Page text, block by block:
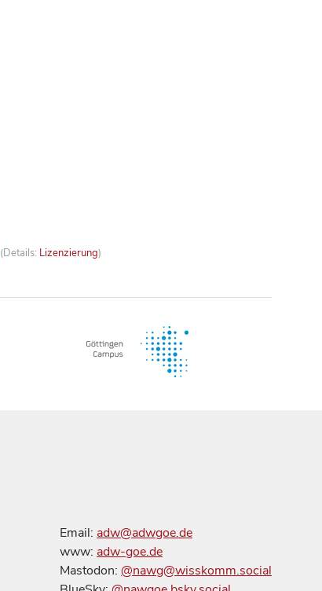
(Details: Lizenzierung)
Email: adw@adwgoe.de
www: adw-goe.de
Mastodon: @nawg@wisskomm.social